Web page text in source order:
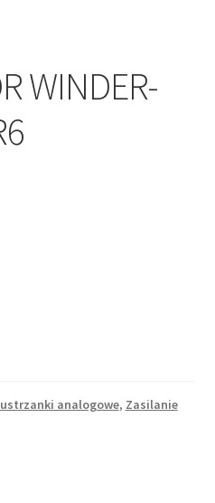
WINDER-
analogowe, Zasilanie